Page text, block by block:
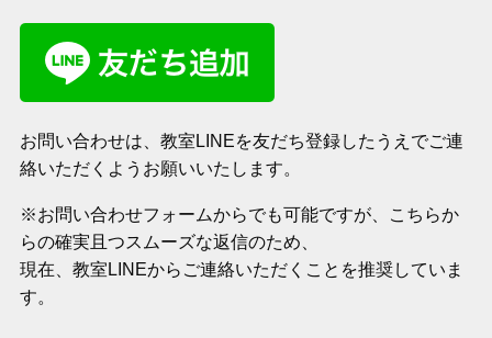
お問い合わせは、教室LINEを友だち登録したうえでご連
絡いただくようお願いいたします。
※お問い合わせフォームからでも可能ですが、こちらか
らの確実且つスムーズな返信のため、
現在、教室LINEからご連絡いただくことを推奨していま
す。